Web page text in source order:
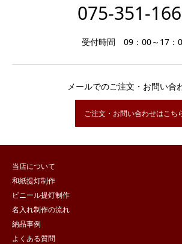
075-351-
受付時間 09：00～17：
メールでのご注文・お問い合
ご注文・お問い合わせはこち
当店について
和紙提灯制作
ビニール提灯制作
名入れ制作の流れ
納品事例
よくある質問